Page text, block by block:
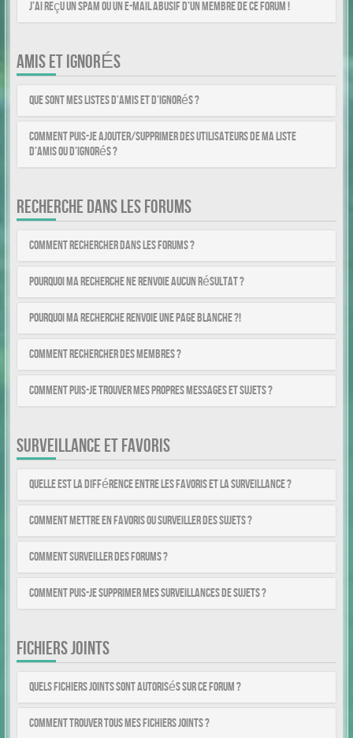
J’ai reçu un spam ou un e-mail abusif d’un membre de ce forum !
AMIS ET IGNORÉS
Que sont mes listes d’amis et d’ignorés ?
Comment puis-je ajouter/supprimer des utilisateurs de ma liste
d’amis ou d’ignorés ?
RECHERCHE DANS LES FORUMS
Comment rechercher dans les forums ?
Pourquoi ma recherche ne renvoie aucun résultat ?
Pourquoi ma recherche renvoie une page blanche ?!
Comment rechercher des membres ?
Comment puis-je trouver mes propres messages et sujets ?
SURVEILLANCE ET FAVORIS
Quelle est la différence entre les favoris et la surveillance ?
Comment mettre en favoris ou surveiller des sujets ?
Comment surveiller des forums ?
Comment puis-je supprimer mes surveillances de sujets ?
FICHIERS JOINTS
Quels fichiers joints sont autorisés sur ce forum ?
Comment trouver tous mes fichiers joints ?